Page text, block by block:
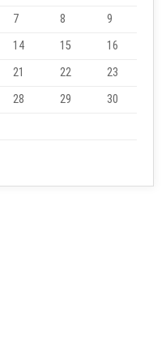
7 8
9
14 15
16
21 22
23
28 29
30